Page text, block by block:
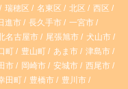
a
g
r
o
k
瑞穂区 名東区 北区
西区
進市 長久手市
一宮市
名古屋市 尾張旭市
犬山市
町 豊山町 あま市
津島市
市 岡崎市 安城市
西尾市
田町 豊橋市
豊川市